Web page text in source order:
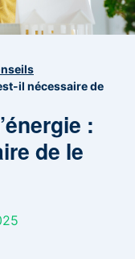
il nécessaire de
:
de le